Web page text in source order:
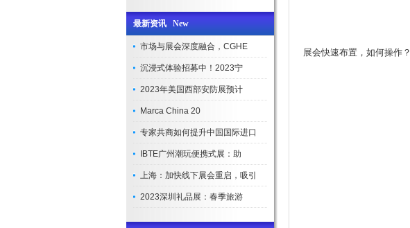
最新资讯 New
市场与展会深度融合，CGHE
沉浸式体验招募中！2023宁
2023年美国西部安防展预计
Marca China 20
专家共商如何提升中国国际进口
IBTE广州潮玩便携式展：助
上海：加快线下展会重启，吸引
2023深圳礼品展：春季旅游
展会快速布置，如何操作？